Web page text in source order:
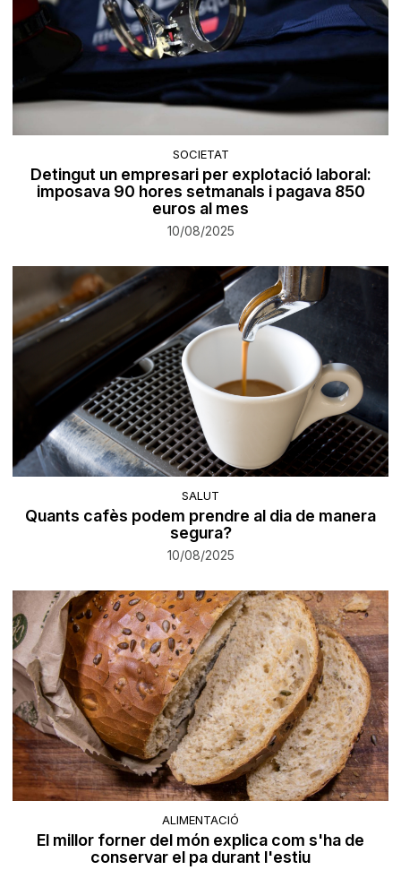
SOCIETAT
Detingut un empresari per explotació laboral:
imposava 90 hores setmanals i pagava 850
euros al mes
10/08/2025
SALUT
Quants cafès podem prendre al dia de manera
segura?
10/08/2025
ALIMENTACIÓ
El millor forner del món explica com s'ha de
conservar el pa durant l'estiu